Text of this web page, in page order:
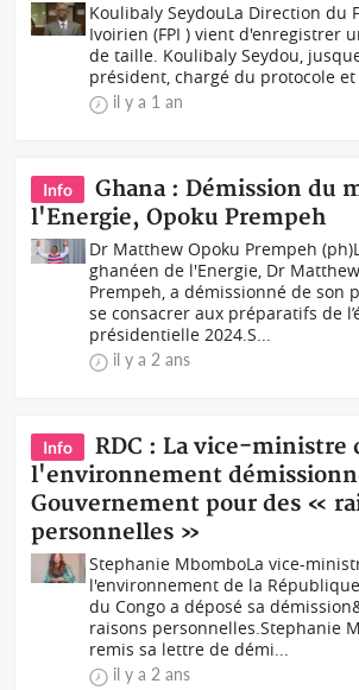
Koulibaly SeydouLa Direction du
Ivoirien (FPI ) vient d'enregistrer
de taille. Koulibaly Seydou,
président, chargé du protocole et
il y a 1 an
Info
Ghana : Démission du
l'Energie, Opoku Prempeh
Dr Matthew Opoku Prempeh
ghanéen de l'Energie, Dr
Prempeh, a démissionné de son
se consacrer aux préparatifs de
présidentielle 2024.S...
il y a 2 ans
Info
RDC : La vice-ministre
l'environnement
Gouvernement pour des «
personnelles »
Stephanie MbomboLa vice-
l'environnement de la
du Congo a déposé sa
raisons personnelles.Stephanie
remis sa lettre de démi...
il y a 2 ans